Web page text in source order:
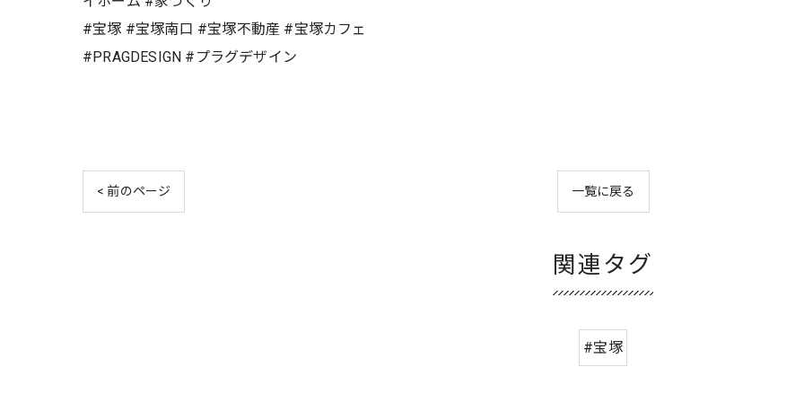
#宝塚 #宝塚南口 #宝塚不動産 #宝塚カフェ
#PRAGDESIGN #プラグデザイン
< 前のページ 一覧に戻る
関連タグ
#宝塚